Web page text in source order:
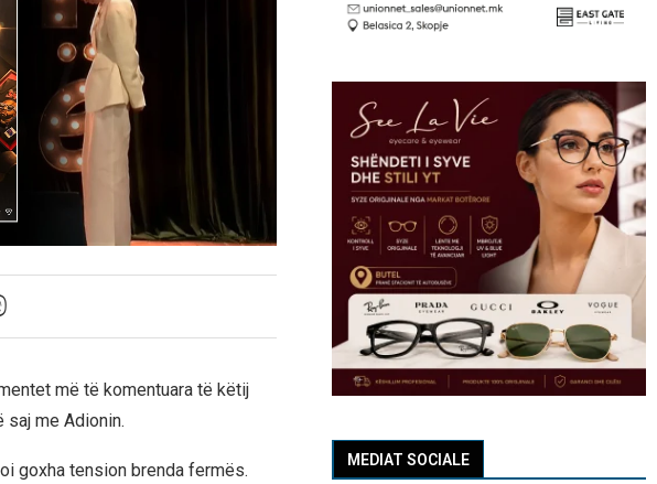
më të komentuara të këtij
me Adionin.
goxha tension brenda fermës.
MEDIAT SOCIALE